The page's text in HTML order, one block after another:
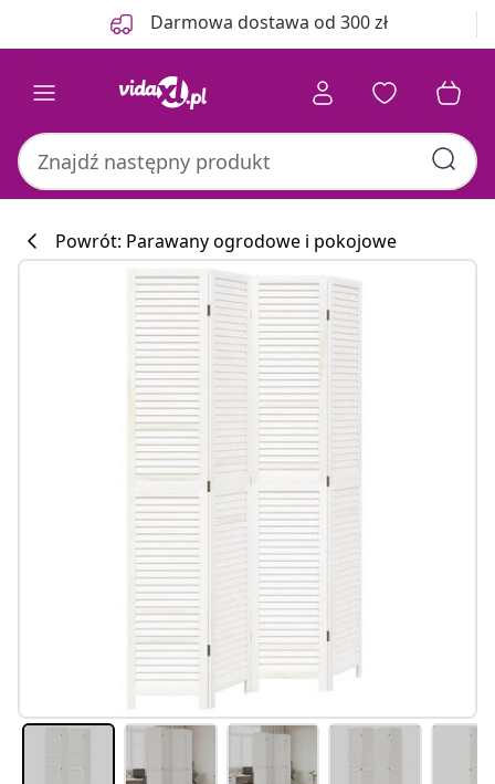
Darmowa dostawa od 300 zł
Powrót: Parawany ogrodowe i pokojowe